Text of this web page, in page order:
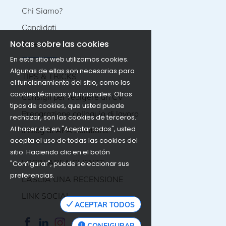
Chi Siamo?
Candidati
Aziende
TIPS & TRICKS
Consigli per redigere un CV
Preparazione colloquio di lavoro
Il Blog di APA Solutions
LOGIN AREA CLIENTE
LASCIA UNA RECENSIONE
LINK SOCIAL
Notas sobre las cookies
En este sitio web utilizamos cookies.
Algunas de ellas son necesarias para
el funcionamiento del sitio, como las
cookies técnicas y funcionales. Otros
tipos de cookies, que usted puede
rechazar, son las cookies de terceros.
Al hacer clic en "Aceptar todos", usted
acepta el uso de todas las cookies del
sitio. Haciendo clic en el botón
"Configurar", puede seleccionar sus
preferencias.
ACEPTAR TODOS